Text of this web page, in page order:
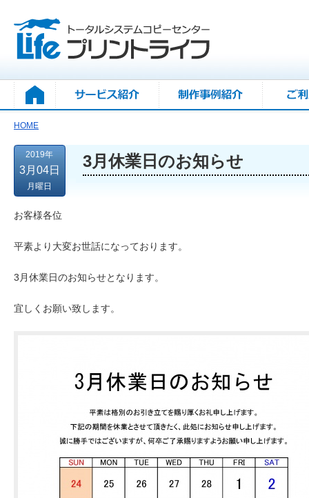
HOME
2019年
3月04日
月曜日
3月休業日のお知らせ
お客様各位
平素より大変お世話になっております。
3月休業日のお知らせとなります。
宜しくお願い致します。